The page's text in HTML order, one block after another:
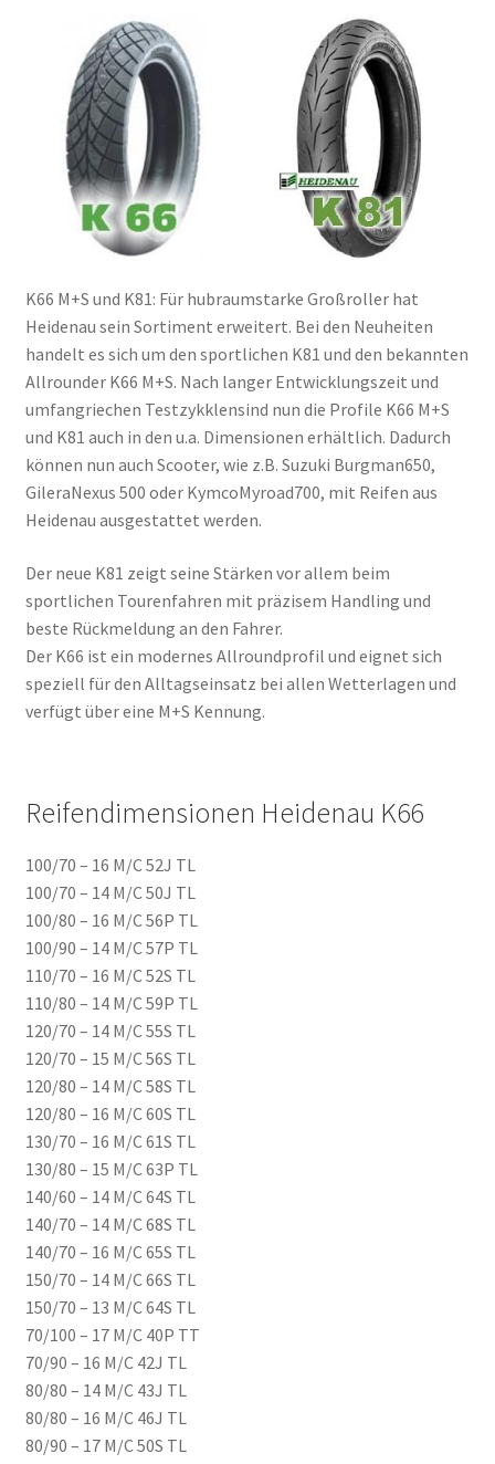
K66 M+S und K81: Für hubraumstarke Großroller hat
Heidenau sein Sortiment erweitert. Bei den Neuheiten
handelt es sich um den sportlichen K81 und den bekannten
Allrounder K66 M+S. Nach langer Entwicklungszeit und
umfangriechen Testzykklensind nun die Profile K66 M+S
und K81 auch in den u.a. Dimensionen erhältlich. Dadurch
können nun auch Scooter, wie z.B. Suzuki Burgman650,
GileraNexus 500 oder KymcoMyroad700, mit Reifen aus
Heidenau ausgestattet werden.
Der neue K81 zeigt seine Stärken vor allem beim
sportlichen Tourenfahren mit präzisem Handling und
beste Rückmeldung an den Fahrer.
Der K66 ist ein modernes Allroundprofil und eignet sich
speziell für den Alltagseinsatz bei allen Wetterlagen und
verfügt über eine M+S Kennung.
Reifendimensionen Heidenau K66
100/70 – 16 M/C 52J TL
100/70 – 14 M/C 50J TL
100/80 – 16 M/C 56P TL
100/90 – 14 M/C 57P TL
110/70 – 16 M/C 52S TL
110/80 – 14 M/C 59P TL
120/70 – 14 M/C 55S TL
120/70 – 15 M/C 56S TL
120/80 – 14 M/C 58S TL
120/80 – 16 M/C 60S TL
130/70 – 16 M/C 61S TL
130/80 – 15 M/C 63P TL
140/60 – 14 M/C 64S TL
140/70 – 14 M/C 68S TL
140/70 – 16 M/C 65S TL
150/70 – 14 M/C 66S TL
150/70 – 13 M/C 64S TL
70/100 – 17 M/C 40P TT
70/90 – 16 M/C 42J TL
80/80 – 14 M/C 43J TL
80/80 – 16 M/C 46J TL
80/90 – 17 M/C 50S TL